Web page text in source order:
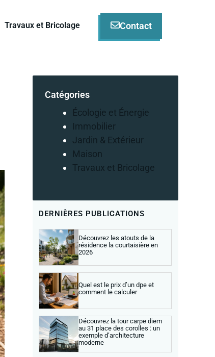
Travaux et Bricolage Contact
Catégories
Écologie et Énergie
Immobilier
Jardin & Extérieur
Maison
Travaux et Bricolage
DERNIÈRES PUBLICATIONS
Découvrez les atouts de la
résidence la courtaisière en
2026
Quel est le prix d’un dpe et
comment le calculer
Découvrez la tour carpe diem
au 31 place des corolles : un
exemple d’architecture
moderne